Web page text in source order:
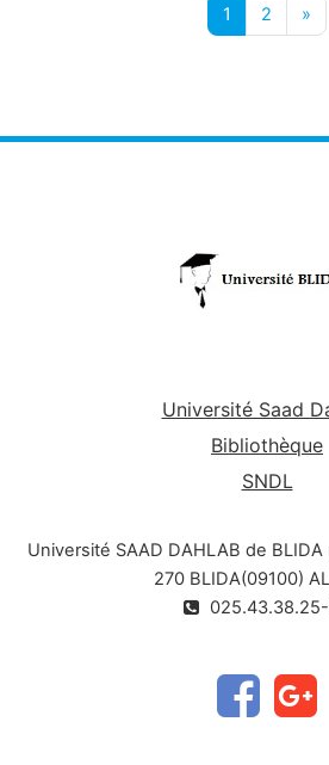
1 Page 1
2 Page 2
»
Université Saad
Bibliothèque
SNDL
Université SAAD DAHLAB de
270 BLIDA(09100)